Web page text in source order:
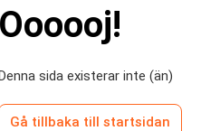
Oooooj!
sida existerar inte (än)
Gå tillbaka till startsidan